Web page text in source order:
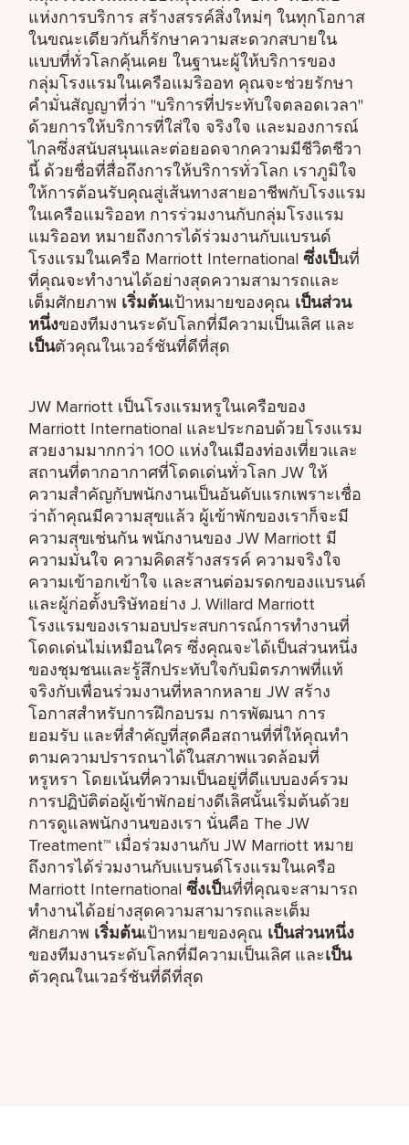
แห่งการบริการ สร้างสรรค์สิ่งใหม่ๆ ในทุกโอกาส
ในขณะเดียวกันก็รักษาความสะดวกสบายใน
แบบที่ทั่วโลกคุ้นเคย ในฐานะผู้ให้บริการของ
กลุ่มโรงแรมในเครือแมริออท คุณจะช่วยรักษา
คำมั่นสัญญาที่ว่า "บริการที่ประทับใจตลอดเวลา"
ด้วยการให้บริการที่ใส่ใจ จริงใจ และมองการณ์
ไกลซึ่งสนับสนุนและต่อยอดจากความมีชีวิตชีวา
นี้ ด้วยชื่อที่สื่อถึงการให้บริการทั่วโลก เราภูมิใจ
ให้การต้อนรับคุณสู่เส้นทางสายอาชีพกับโรงแรม
ในเครือแมริออท การร่วมงานกับกลุ่มโรงแรม
แมริออท หมายถึงการได้ร่วมงานกับแบรนด์
โรงแรมในเครือ Marriott Internationalซึ่งเป็นที่
ที่คุณจะทำงานได้อย่างสุดความสามารถและ
เต็มศักยภาพ เริ่มต้นเป้าหมายของคุณ เป็นส่วน
หนึ่งของทีมงานระดับโลกที่มีความเป็นเลิศ และ
เป็นตัวคุณในเวอร์ชันที่ดีที่สุด
JW Marriott เป็นโรงแรมหรูในเครือของ
Marriott International และประกอบด้วยโรงแรม
สวยงามมากกว่า 100 แห่งในเมืองท่องเที่ยวและ
สถานที่ตากอากาศที่โดดเด่นทั่วโลก JW ให้
ความสำคัญกับพนักงานเป็นอันดับแรกเพราะเชื่อ
ว่าถ้าคุณมีความสุขแล้ว ผู้เข้าพักของเราก็จะมี
ความสุขเช่นกัน พนักงานของ JW Marriott มี
ความมั่นใจ ความคิดสร้างสรรค์ ความจริงใจ
ความเข้าอกเข้าใจ และสานต่อมรดกของแบรนด์
และผู้ก่อตั้งบริษัทอย่าง J. Willard Marriott
โรงแรมของเรามอบประสบการณ์การทำงานที่
โดดเด่นไม่เหมือนใคร ซึ่งคุณจะได้เป็นส่วนหนึ่ง
ของชุมชนและรู้สึกประทับใจกับมิตรภาพที่แท้
จริงกับเพื่อนร่วมงานที่หลากหลาย JW สร้าง
โอกาสสำหรับการฝึกอบรม การพัฒนา การ
ยอมรับ และที่สำคัญที่สุดคือสถานที่ที่ให้คุณทำ
ตามความปรารถนาได้ในสภาพแวดล้อมที่
หรูหรา โดยเน้นที่ความเป็นอยู่ที่ดีแบบองค์รวม
การปฏิบัติต่อผู้เข้าพักอย่างดีเลิศนั้นเริ่มต้นด้วย
การดูแลพนักงานของเรา นั่นคือ The JW
Treatment™ เมื่อร่วมงานกับ JW Marriott หมาย
ถึงการได้ร่วมงานกับแบรนด์โรงแรมในเครือ
Marriott Internationalซึ่งเป็นที่ที่คุณจะสามารถ
ทำงานได้อย่างสุดความสามารถและเต็ม
ศักยภาพ เริ่มต้นเป้าหมายของคุณ เป็นส่วนหนึ่ง
ของทีมงานระดับโลกที่มีความเป็นเลิศ และเป็น
ตัวคุณในเวอร์ชันที่ดีที่สุด